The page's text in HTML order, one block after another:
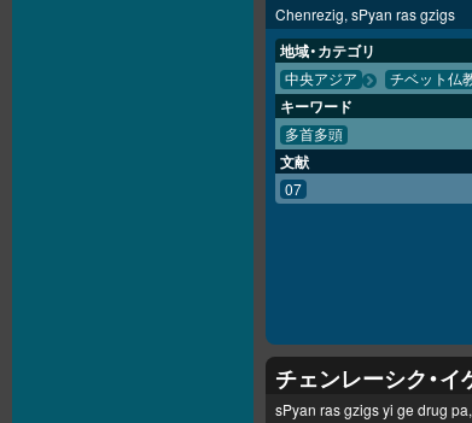
Chenrezig, sPyan ras gzigs
地域・カテゴリ
中央アジア チベット仏
キーワード
多首多頭
文献
07
チェンレーシク・
sPyan ras gzigs yi ge drug